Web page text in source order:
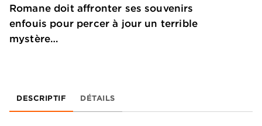
Romane doit affronter ses souvenirs
enfouis pour percer à jour un terrible
mystère…
DESCRIPTIF DÉTAILS